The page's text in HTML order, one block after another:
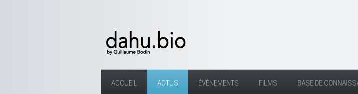
ACCUEIL ACTUS ÉVÈNEMENTS FILMS BASE DE